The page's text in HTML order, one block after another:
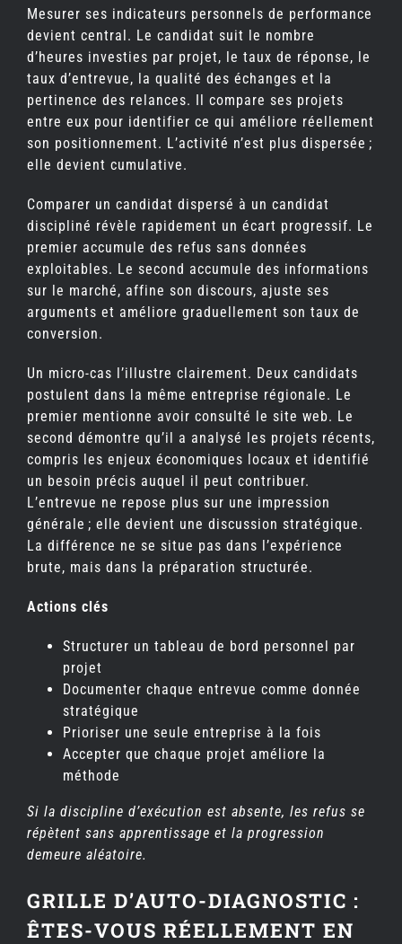
Mesurer ses indicateurs personnels de performance
devient central. Le candidat suit le nombre
d’heures investies par projet, le taux de réponse, le
taux d’entrevue, la qualité des échanges et la
pertinence des relances. Il compare ses projets
entre eux pour identifier ce qui améliore réellement
son positionnement. L’activité n’est plus dispersée ;
elle devient cumulative.
Comparer un candidat dispersé à un candidat
discipliné révèle rapidement un écart progressif. Le
premier accumule des refus sans données
exploitables. Le second accumule des informations
sur le marché, affine son discours, ajuste ses
arguments et améliore graduellement son taux de
conversion.
Un micro-cas l’illustre clairement. Deux candidats
postulent dans la même entreprise régionale. Le
premier mentionne avoir consulté le site web. Le
second démontre qu’il a analysé les projets récents,
compris les enjeux économiques locaux et identifié
un besoin précis auquel il peut contribuer.
L’entrevue ne repose plus sur une impression
générale ; elle devient une discussion stratégique.
La différence ne se situe pas dans l’expérience
brute, mais dans la préparation structurée.
Actions clés
Structurer un tableau de bord personnel par
projet
Documenter chaque entrevue comme donnée
stratégique
Prioriser une seule entreprise à la fois
Accepter que chaque projet améliore la
méthode
Si la discipline d’exécution est absente, les refus se
répètent sans apprentissage et la progression
demeure aléatoire.
GRILLE D’AUTO-DIAGNOSTIC :
ÊTES-VOUS RÉELLEMENT EN